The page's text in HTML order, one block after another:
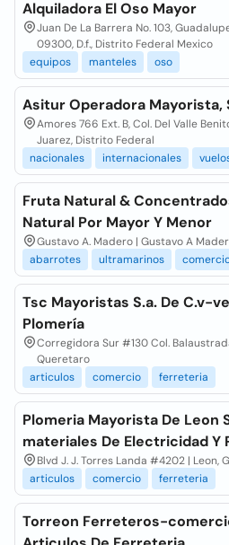
Alquiladora El Oso Mayor
Juan De La Barrera No. 103,
09300, D.f., Distrito Federal Mexico
equipos
manteles oso
Asitur Operadora Mayorista,
Amores 766 Ext. B, Col. Del Valle
Juarez, Distrito Federal
nacionales
internacionales
Fruta Natural &
Natural Por Mayor Y Menor
Gustavo A. Madero | Gustavo A
abarrotes
ultramarinos
Tsc Mayoristas S.a. De C.v-
Plomería
Corregidora Sur #130 Col.
Queretaro
articulos
comercio ferreteria
Plomeria Mayorista De Leon
materiales De Electricidad Y
Blvd J. J. Torres Landa #4202 | Leon,
articulos
comercio ferreteria
Torreon Ferreteros-